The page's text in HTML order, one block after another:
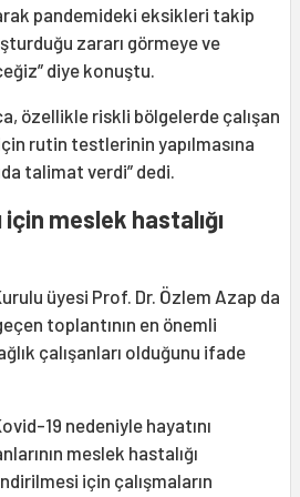
pandemideki eksikleri takip
zararı görmeye ve
diye konuştu.
özellikle riskli bölgelerde çalışan
rutin testlerinin yapılmasına
talimat verdi” dedi.
için meslek hastalığı
üyesi Prof. Dr. Özlem Azap da
toplantının en önemli
çalışanları olduğunu ifade
19 nedeniyle hayatını
meslek hastalığı
için çalışmaların